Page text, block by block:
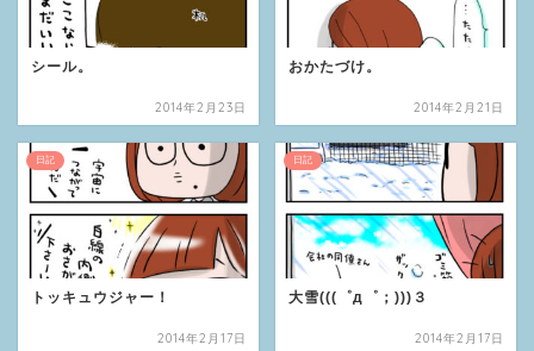
シール。
2014年2月23日
おかたづけ。
2014年2月21日
日記
トッキュウジャー！
2014年2月17日
日記
大雪(((゜д゜；)))３
2014年2月17日